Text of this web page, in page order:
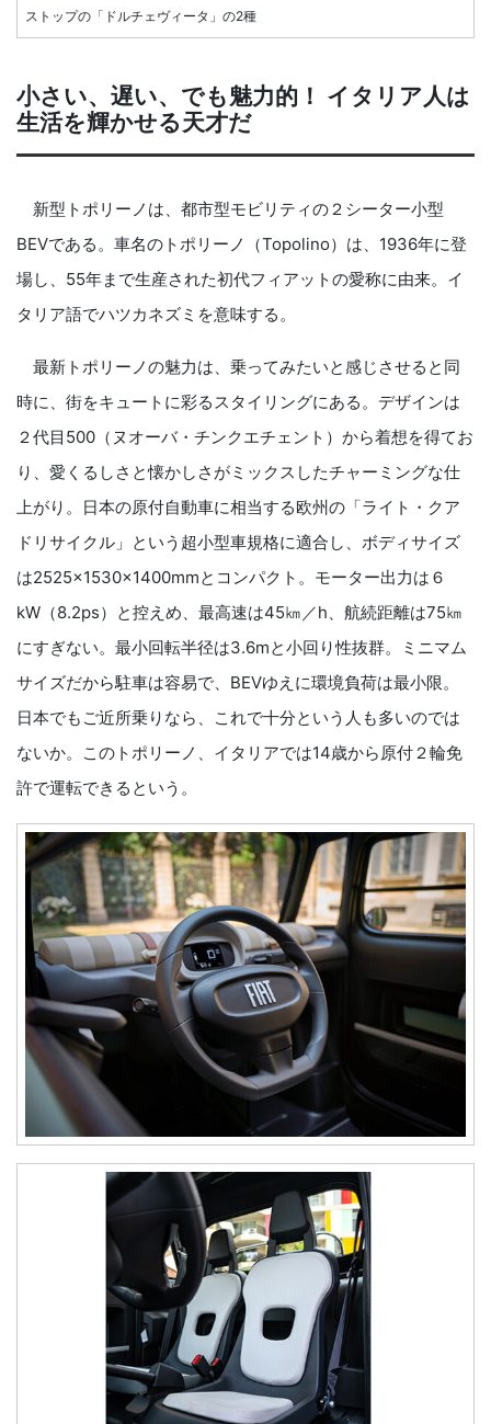
ストップの「ドルチェヴィータ」の2種
小さい、遅い、でも魅力的！ イタリア人は
生活を輝かせる天才だ
新型トポリーノは、都市型モビリティの２シーター小型
BEVである。車名のトポリーノ（Topolino）は、1936年に登
場し、55年まで生産された初代フィアットの愛称に由来。イ
タリア語でハツカネズミを意味する。
最新トポリーノの魅力は、乗ってみたいと感じさせると同
時に、街をキュートに彩るスタイリングにある。デザインは
２代目500（ヌオーバ・チンクエチェント）から着想を得てお
り、愛くるしさと懐かしさがミックスしたチャーミングな仕
上がり。日本の原付自動車に相当する欧州の「ライト・クア
ドリサイクル」という超小型車規格に適合し、ボディサイズ
は2525×1530×1400mmとコンパクト。モーター出力は６
kW（8.2ps）と控えめ、最高速は45㎞／h、航続距離は75㎞
にすぎない。最小回転半径は3.6mと小回り性抜群。ミニマム
サイズだから駐車は容易で、BEVゆえに環境負荷は最小限。
日本でもご近所乗りなら、これで十分という人も多いのでは
ないか。このトポリーノ、イタリアでは14歳から原付２輪免
許で運転できるという。